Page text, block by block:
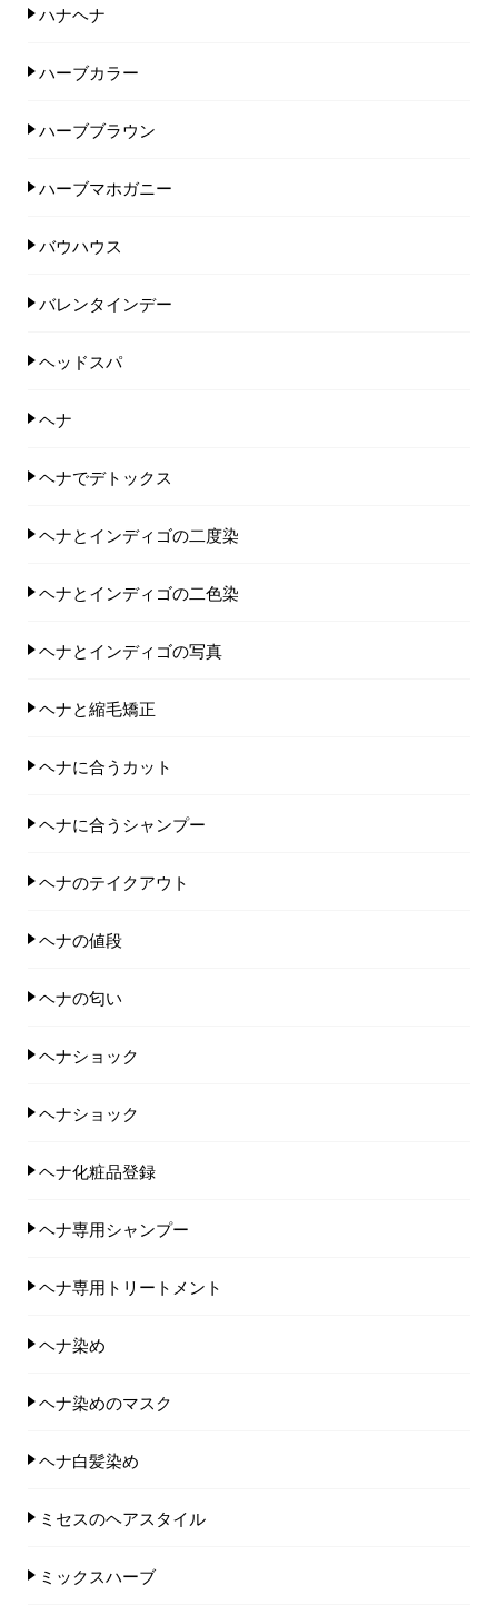
ハナヘナ
ハーブカラー
ハーブブラウン
ハーブマホガニー
バウハウス
バレンタインデー
ヘッドスパ
ヘナ
ヘナでデトックス
ヘナとインディゴの二度染
ヘナとインディゴの二色染
ヘナとインディゴの写真
ヘナと縮毛矯正
ヘナに合うカット
ヘナに合うシャンプー
ヘナのテイクアウト
ヘナの値段
ヘナの匂い
ヘナショック
ヘナショック
ヘナ化粧品登録
ヘナ専用シャンプー
ヘナ専用トリートメント
ヘナ染め
ヘナ染めのマスク
ヘナ白髪染め
ミセスのヘアスタイル
ミックスハーブ